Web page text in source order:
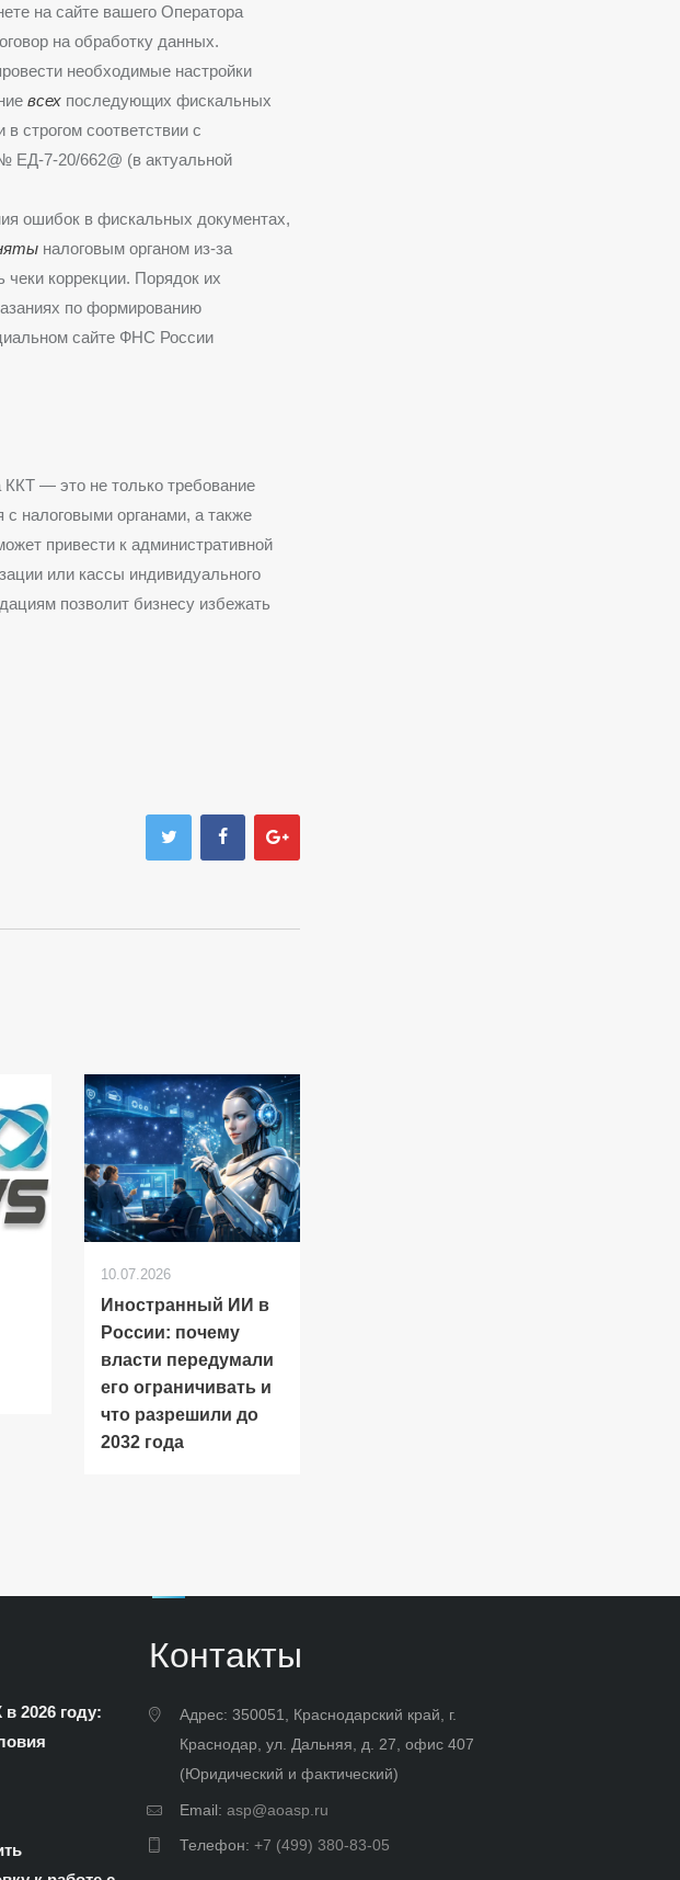
на сайте вашего Оператора
на обработку данных.
необходимые настройки
всехпоследующих фискальных
строгом соответствии с
ЕД-7-20/662@ (в актуальной
ошибок в фискальных документах,
налоговым органом из-за
коррекции. Порядок их
по формированию
сайте ФНС России
ККТ — это не только требование
с налоговыми органами, а также
привести к административной
или кассы индивидуального
позволит бизнесу избежать
10.07.2026
Иностранный ИИ в
России: почему
власти передумали
его ограничивать и
что разрешили до
2032 года
2026 году:
Контакты
Адрес: 350051, Краснодарский край, г.
Краснодар, ул. Дальняя, д. 27, офис 407
(Юридический и фактический)
Email: asp@aoasp.ru
Телефон: +7 (499) 380-83-05